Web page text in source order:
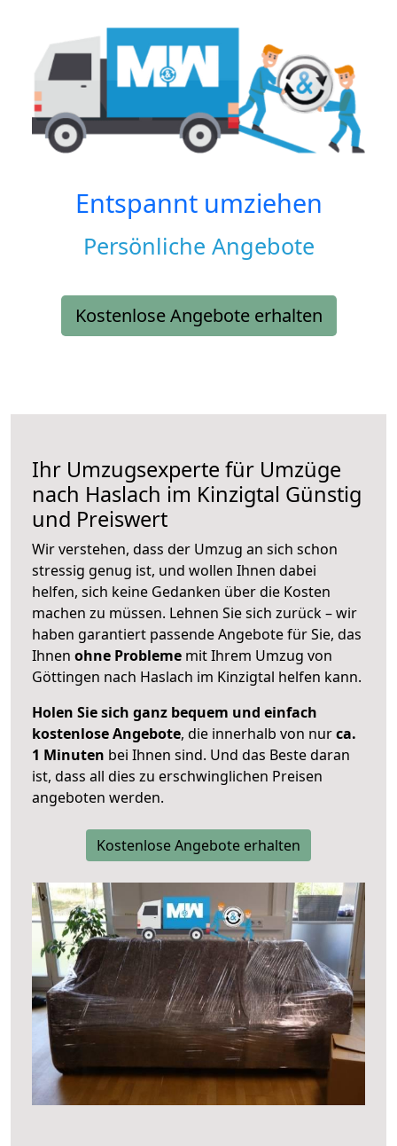
Entspannt umziehen
Persönliche Angebote
Kostenlose Angebote erhalten
Ihr Umzugsexperte für Umzüge
nach Haslach im Kinzigtal Günstig
und Preiswert
Wir verstehen, dass der Umzug an sich schon
stressig genug ist, und wollen Ihnen dabei
helfen, sich keine Gedanken über die Kosten
machen zu müssen. Lehnen Sie sich zurück – wir
haben garantiert passende Angebote für Sie, das
Ihnen ohne Probleme mit Ihrem Umzug von
Göttingen nach Haslach im Kinzigtal helfen kann.
Holen Sie sich ganz bequem und einfach
kostenlose Angebote, die innerhalb von nurca.
1 Minuten bei Ihnen sind. Und das Beste daran
ist, dass all dies zu erschwinglichen Preisen
angeboten werden.
Kostenlose Angebote erhalten